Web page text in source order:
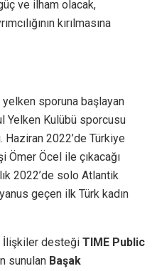
ve ilham olacak,
kırılmasına
yelken sporuna başlayan
Yelken Kulübü sporcusu
Haziran 2022’de Türkiye
Ömer Öcel ile çıkacağı
2022’de solo Atlantik
geçen ilk Türk kadın
İlişkiler desteği TIME Public
sunulan Başak